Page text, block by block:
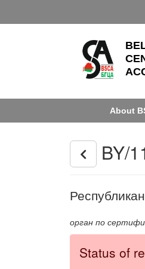
About
BY/
орган по
Status of